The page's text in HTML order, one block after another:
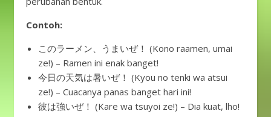
Contoh:
このラーメン、うまいぜ！ (Kono raamen, umai
ze!) – Ramen ini enak banget!
今日の天気は暑いぜ！ (Kyou no tenki wa atsui
ze!) – Cuacanya panas banget hari ini!
彼は強いぜ！ (Kare wa tsuyoi ze!) – Dia kuat, lho!